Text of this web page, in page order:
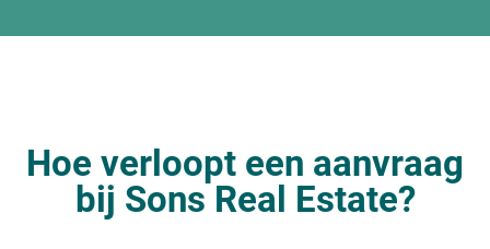
Hoe verloopt een aanvraag
bij Sons Real Estate?